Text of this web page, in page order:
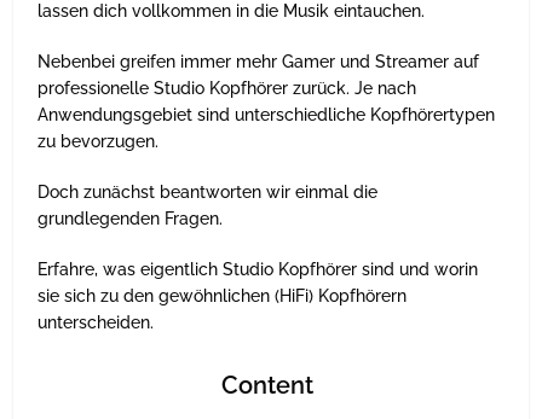
lassen dich vollkommen in die Musik eintauchen.
Nebenbei greifen immer mehr Gamer und Streamer auf
professionelle Studio Kopfhörer zurück. Je nach
Anwendungsgebiet sind unterschiedliche Kopfhörertypen
zu bevorzugen.
Doch zunächst beantworten wir einmal die
grundlegenden Fragen.
Erfahre, was eigentlich Studio Kopfhörer sind und worin
sie sich zu den gewöhnlichen (HiFi) Kopfhörern
unterscheiden.
Content